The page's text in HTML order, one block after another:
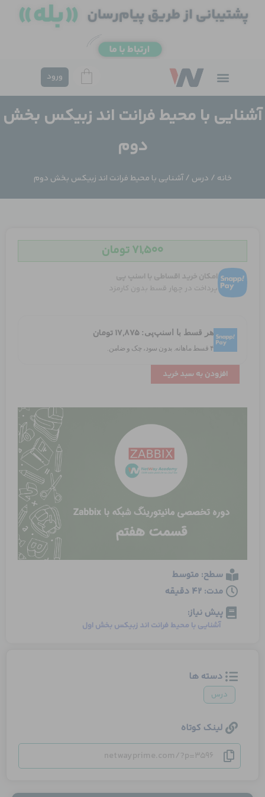
ورود
آشنایی با محیط فرانت اند زبیکس بخش
دوم
خانه / درس / آشنایی با محیط فرانت اند زبیکس بخش دوم
۷۱,۵۰۰تومان
امکان خرید اقساطی با اسنپ پی
پرداخت در چهار قسط بدون کارمزد
هر قسط با اسنپ‌پی:۱۷,۸۷۵تومان
۴ قسط ماهانه. بدون سود، چک و ضامن.
محیط
فرانت
زبیکس
بخش
عدد
افزودن به سبد خرید
سطح: متوسط
مدت: 42 دقیقه
پیش نیاز:
آشنایی با محیط فرانت اند زبیکس بخش اول
دسته ها
درس
لینک کوتاه
netwayprime.com/?p=3596